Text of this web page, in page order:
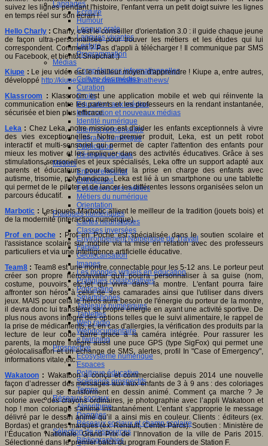
Langages
Ecriture
Humour
Langue orale
Langues vivantes
Lecture
Programmation
Médias
Compétences informationnelles
Culture des médias
Curation
Droits
Education aux médias
Information et nouveaux médias
Identité numérique
Internet responsable
Littératie numérique
Publication
Réseaux sociaux
Métiers
Entrepreneuriat
Entreprises
Evolutions des métiers
Métiers du numérique
Orientation
Pratiques numériques
Cartes heuristiques
Classes inversées
Environnement Numérique de Travail
Fablab
Géolocalisation
Images
Les mondes virtuels en éducation
Pratiques collaboratives
Podcasting
Smartphones
Tableaux numériques
Tablettes
Web radio
Webdocumentaire
eTwinning
Prospective
Ecosystème numérique
Espaces
Politique éducative
Scénarios prospectifs
Temps
Réseaux sociaux
Algorithme
Données
Réseaux sociaux et champ scolaire
Sélection de ressources
Bibliographies
suivez les lignes pendant l'histoire, l'enfant verra un petit doigt suivre les lignes
en temps réel sur son écran !
Hello Charly : Charly, c'est le conseiller d'orientation 3.0 : il guide chaque jeune
de façon ultra-personnalisée pour trouver les métiers et les études qui lui
correspondent. Comment ? Pas d'appli à télécharger ! Il communique par SMS
ou Facebook, et bientôt Snapchat ;)
Kiupe : Le jeu vidéo est le meilleur moyen d'apprendre ! Kiupe a, entre autres,
développé http://kiupe.com/accueil/math-mathews/
Klassroom : Klassroom est une application mobile et web qui réinvente la
communication entre les parents et les professeurs en la rendant instantanée,
sécurisée et bien plus efficace.
Leka : Chez Leka, notre mission est d'aider les enfants exceptionnels à vivre
des vies exceptionnelles. Notre premier produit, Leka, est un petit robot
interactif et multi-sensoriel qui permet de capter l'attention des enfants pour
mieux les motiver et les impliquer dans des activités éducatives. Grâce à ses
stimulations sensorielles et jeux spécialisés, Leka offre un support adapté aux
parents et éducateurs pour faciliter la prise en charge des enfants avec
autisme, trisomie, polyhandicap. Leka est lié à un smartphone ou une tablette
qui permet de le piloter et de lancer les différentes lessons organisées selon un
parcours éducatif.
Marbotic : Les jouets Marbotic allient le meilleur de la tradition (jouets bois) et
de la modernité (interaction numérique).
Prof en poche: Prof en Poche est spécialisée dans le soutien scolaire et
l'assistance scolaire sur mobile via la mise en relation avec des professeurs
particuliers et via une intelligence artificielle éducative.
Team8 : Team8 est une montre connectable pour les 5-12 ans. Le porteur peut
créer son propre héros/avatar qu'il pourra personnaliser à sa guise (nom,
costume, pouvoirs, etc.)et qui vivra dans la montre. L'enfant pourra faire
affronter son héros à celui de ses camarades ainsi que l'utiliser dans divers
jeux. MAIS pour cela le héros aura besoin de l'énergie du porteur de la montre,
il devra donc lui transférer sa propre énergie en ayant une activité sportive. De
plus nous avons intégré des options telles que le suivi alimentaire, le rappel de
la prise de médicaments, et, en cas d'allergies, la vérification des produits par la
lecture de leur code barre grace à la caméra intégrée. Pour rassurer les
parents, la montre intégre aussi une puce GPS (type SigFox) qui permet une
géolocalisation et un échange de SMS, alertes, profil In "Case of Emergency",
informations vitale,etc.
Wakatoon : Wakatoon a conçu et commercialise depuis 2014 une nouvelle
façon d’adresser des messages aux aux enfants de 3 à 9 ans : des coloriages
sur papier qui se transforment en dessin animé. Comment ça marche ? Je
colorie avec des crayons ordinaires, je photographie avec l’appli Wakatoon et
hop ! mon coloriage s’anime instantanément. L’enfant s’approprie le message
délivré par le dessin animé qu’il a ainsi mis en couleur. Clients : éditeurs (ex.
Bordas) et grandes marques (ex. Renault, Center Parcs). Soutien : Ministère de
l’Éducation Nationale. Grand Prix de l’Innovation de la ville de Paris 2015.
Sélectionné dans le premier batch du program Founders de Station F.